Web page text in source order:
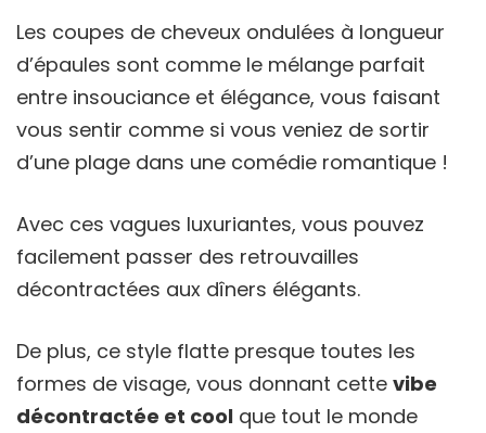
Les coupes de cheveux ondulées à longueur
d’épaules sont comme le mélange parfait
entre insouciance et élégance, vous faisant
vous sentir comme si vous veniez de sortir
d’une plage dans une comédie romantique !
Avec ces vagues luxuriantes, vous pouvez
facilement passer des retrouvailles
décontractées aux dîners élégants.
De plus, ce style flatte presque toutes les
formes de visage, vous donnant cette vibe
décontractée et cool que tout le monde